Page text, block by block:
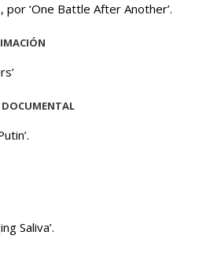
por ‘One Battle After Another’.
DOCUMENTAL
Saliva’.